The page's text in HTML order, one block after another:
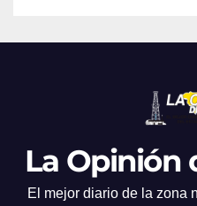
La Opinión
El mejor diario de la zona